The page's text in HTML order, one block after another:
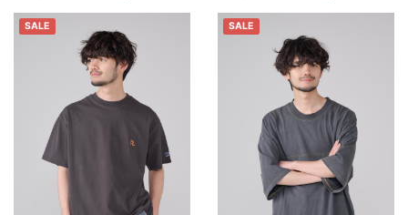
SALE SALE